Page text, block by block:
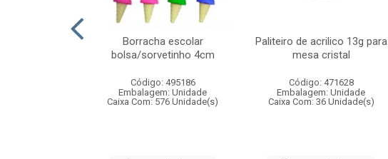
Borracha escolar
bolsa/sorvetinho 4cm
Código: 495186
Embalagem: Unidade
Caixa Com: 576 Unidade(s)
Paliteiro de acrilico 13g para
mesa cristal
Código: 471628
Embalagem: Unidade
Caixa Com: 36 Unidade(s)